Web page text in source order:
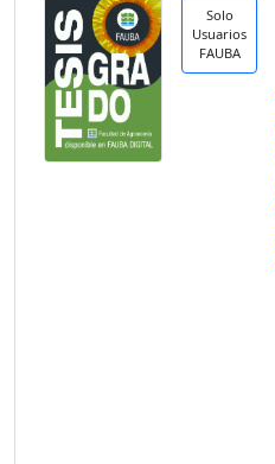
Solo
Usuarios
FAUBA